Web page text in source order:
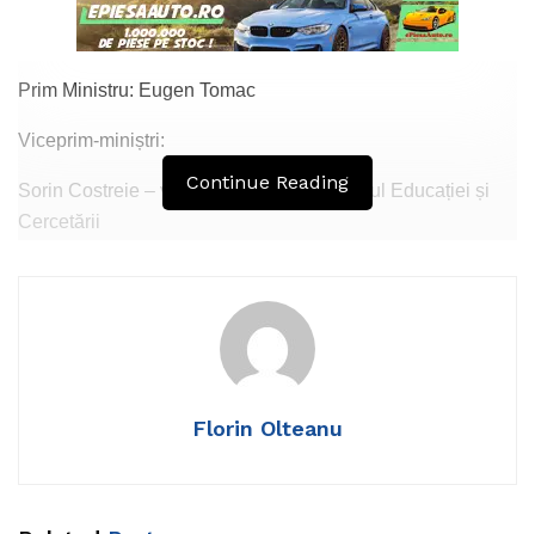
Prim Ministru: Eugen Tomac
Viceprim-miniștri:
Sorin Costreie – viceprim-ministru, ministrul Educației și
Cercetării
Transporturi: Ionuț Mașala
Continue Reading
Florin Olteanu